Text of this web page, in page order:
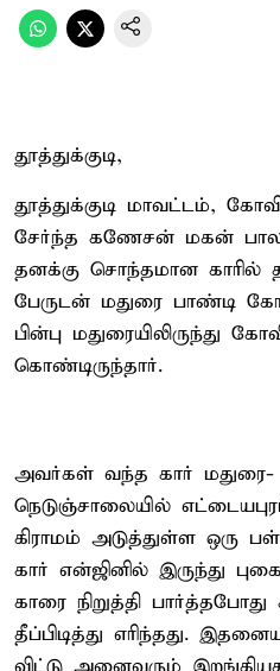
தூத்துக்குடி,
தூத்துக்குடி மாவட்டம்,
சேர்ந்த கணேசன் மகன்
தனக்கு சொந்தமான காரில்
பேருடன் மதுரை பாண்டி
பின்பு மதுரையிலிருந்து
கொண்டிருந்தார்.
அவர்கள் வந்த கார் மதுரை-
நெடுஞ்சாலையில்
கிராமம் அடுத்துள்ள ஒரு
கார் என்ஜினில் இருந்து
காரை நிறுத்தி
தீப்பிடித்து எரிந்தது.